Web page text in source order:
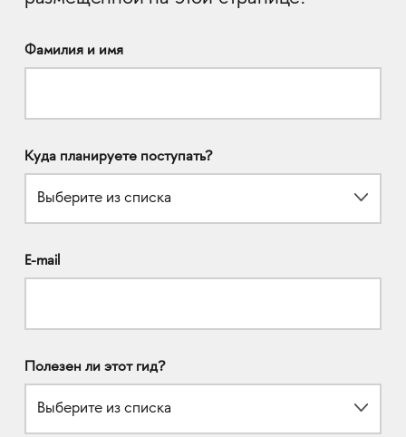
Фамилия и имя
Куда планируете поступать?
Выберите из списка
E-mail
Полезен ли этот гид?
Выберите из списка